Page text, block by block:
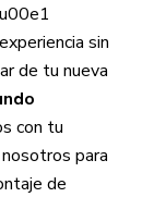
sin
de tu nueva
con tu
para
de